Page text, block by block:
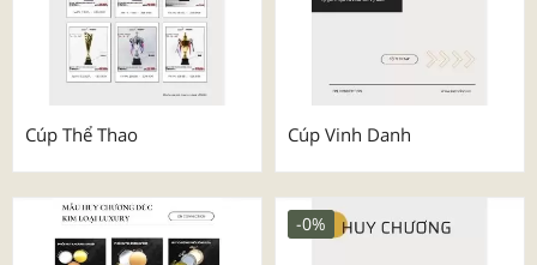
Cúp Thể Thao Cúp Vinh Danh
-0%